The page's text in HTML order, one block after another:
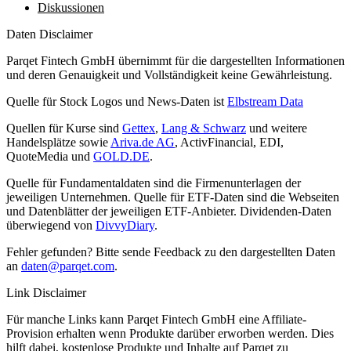
Diskussionen
Daten Disclaimer
Parqet Fintech GmbH übernimmt für die dargestellten Informationen
und deren Genauigkeit und Vollständigkeit keine Gewährleistung.
Quelle für Stock Logos und News-Daten ist Elbstream Data
Quellen für Kurse sind Gettex, Lang & Schwarz und weitere
Handelsplätze sowie Ariva.de AG, ActivFinancial, EDI,
QuoteMedia und GOLD.DE.
Quelle für Fundamentaldaten sind die Firmenunterlagen der
jeweiligen Unternehmen. Quelle für ETF-Daten sind die Webseiten
und Datenblätter der jeweiligen ETF-Anbieter. Dividenden-Daten
überwiegend von DivvyDiary.
Fehler gefunden? Bitte sende Feedback zu den dargestellten Daten
an daten@parqet.com.
Link Disclaimer
Für manche Links kann Parqet Fintech GmbH eine Affiliate-
Provision erhalten wenn Produkte darüber erworben werden. Dies
hilft dabei, kostenlose Produkte und Inhalte auf Parqet zu